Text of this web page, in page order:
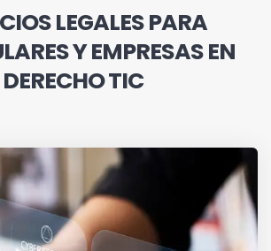
LEGALES PARA
Y EMPRESAS EN
DERECHO TIC